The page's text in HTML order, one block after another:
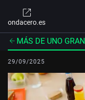
ondacero.es
MÁS DE UNO
29/09/2025